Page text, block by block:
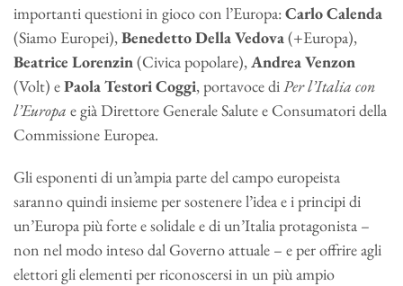
importanti questioni in gioco con l’Europa:Carlo Calenda
(Siamo Europei),Benedetto Della Vedova(+Europa),
Beatrice Lorenzin(Civica popolare),Andrea Venzon
(Volt) ePaola Testori Coggi, portavoce diPer l’Italia con
l’Europa e già Direttore Generale Salute e Consumatori della
Commissione Europea.
Gli esponenti di un’ampia parte del campo europeista
saranno quindi insieme per sostenere l’idea e i principi di
un’Europa più forte e solidale e di un’Italia protagonista –
non nel modo inteso dal Governo attuale – e per offrire agli
elettori gli elementi per riconoscersi in un più ampio